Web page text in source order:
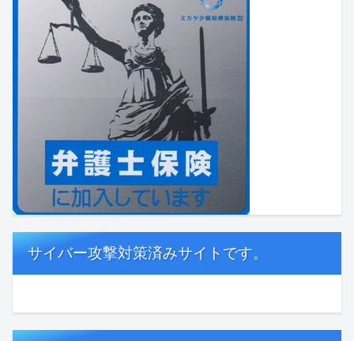
サイバー攻撃対策済みサイトです。